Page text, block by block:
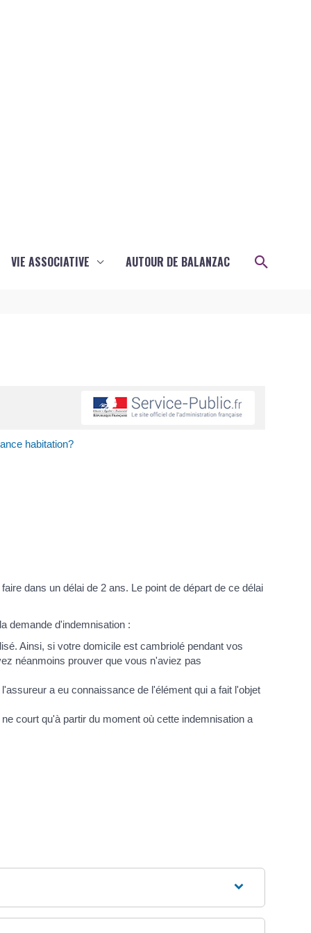
VIE ASSOCIATIVE AUTOUR DE BALANZAC
habitation?
dans un délai de 2 ans. Le point de départ de ce délai
demande d'indemnisation :
Ainsi, si votre domicile est cambriolé pendant vos
néanmoins prouver que vous n'aviez pas
a eu connaissance de l'élément qui a fait l'objet
court qu'à partir du moment où cette indemnisation a